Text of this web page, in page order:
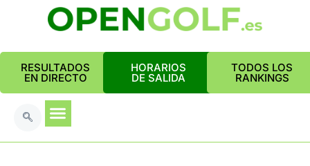
RESULTADOS
EN DIRECTO
HORARIOS
DE SALIDA
TODOS LOS
RANKINGS